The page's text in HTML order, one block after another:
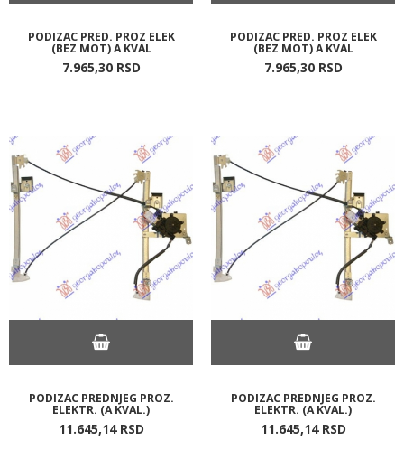
PODIZAC PRED. PROZ ELEK
(BEZ MOT) A KVAL
7.965,30 RSD
PODIZAC PRED. PROZ ELEK
(BEZ MOT) A KVAL
7.965,30 RSD
PODIZAC PREDNJEG PROZ.
ELEKTR. (A KVAL.)
11.645,14 RSD
PODIZAC PREDNJEG PROZ.
ELEKTR. (A KVAL.)
11.645,14 RSD